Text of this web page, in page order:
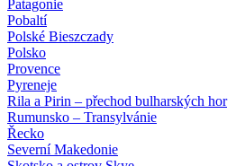
Patagonie
Pobaltí
Polské Bieszczady
Polsko
Provence
Pyreneje
Rila a Pirin – přechod bulharských hor
Rumunsko – Transylvánie
Řecko
Severní Makedonie